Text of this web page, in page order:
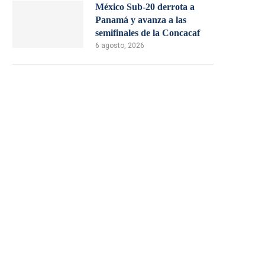
México Sub-20 derrota a
Panamá y avanza a las
semifinales de la Concacaf
6 agosto, 2026